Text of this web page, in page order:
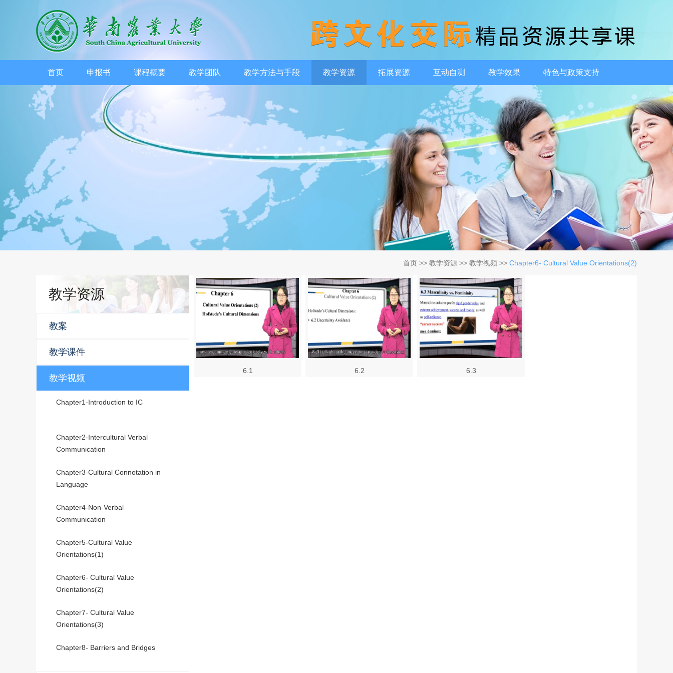
首页 申报书 课程概要 教学团队 教学方法与手段 教学资源 拓展资源 互动自测 教学效果 特色与政策支持
首页 >> 教学资源 >> 教学视频 >> Chapter6- Cultural Value Orientations(2)
教学资源
教案
教学课件
教学视频
Chapter1-Introduction to IC
Chapter2-Intercultural Verbal
Communication
Chapter3-Cultural Connotation in
Language
Chapter4-Non-Verbal
Communication
Chapter5-Cultural Value
Orientations(1)
Chapter6- Cultural Value
Orientations(2)
Chapter7- Cultural Value
Orientations(3)
Chapter8- Barriers and Bridges
6.1 6.2 6.3